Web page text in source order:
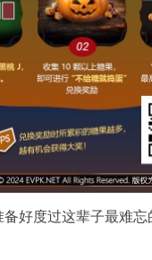
备好度过这辈子最难忘